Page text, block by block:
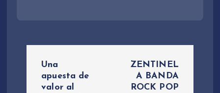
Una
apuesta de
valor al
ZENTINEL
A BANDA
ROCK POP